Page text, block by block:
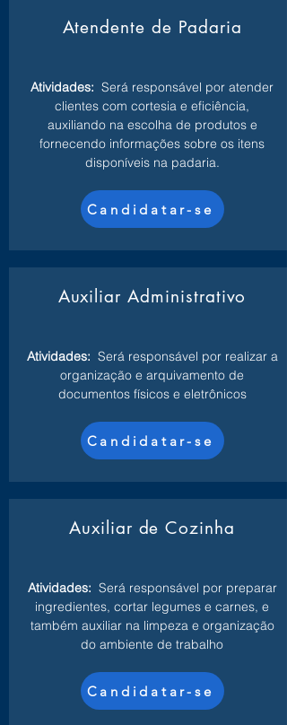
Atendente de Padaria
Atividades: Será responsável por atender
clientes com cortesia e eficiência,
auxiliando na escolha de produtos e
fornecendo informações sobre os itens
disponíveis na padaria.
Candidatar-se
Auxiliar Administrativo
Atividades: Será responsável por realizar a
organização e arquivamento de
documentos físicos e eletrônicos
Candidatar-se
Auxiliar de Cozinha
Atividades: Será responsável por preparar
ingredientes, cortar legumes e carnes, e
também auxiliar na limpeza e organização
do ambiente de trabalho
Candidatar-se